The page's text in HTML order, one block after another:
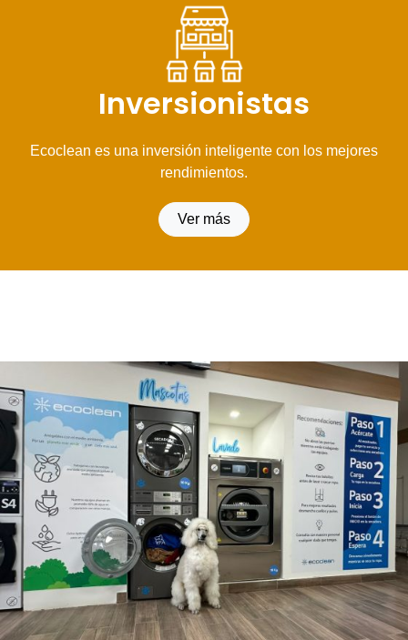
Inversionistas
Ecoclean es una inversión inteligente con los mejores
rendimientos.
Ver más